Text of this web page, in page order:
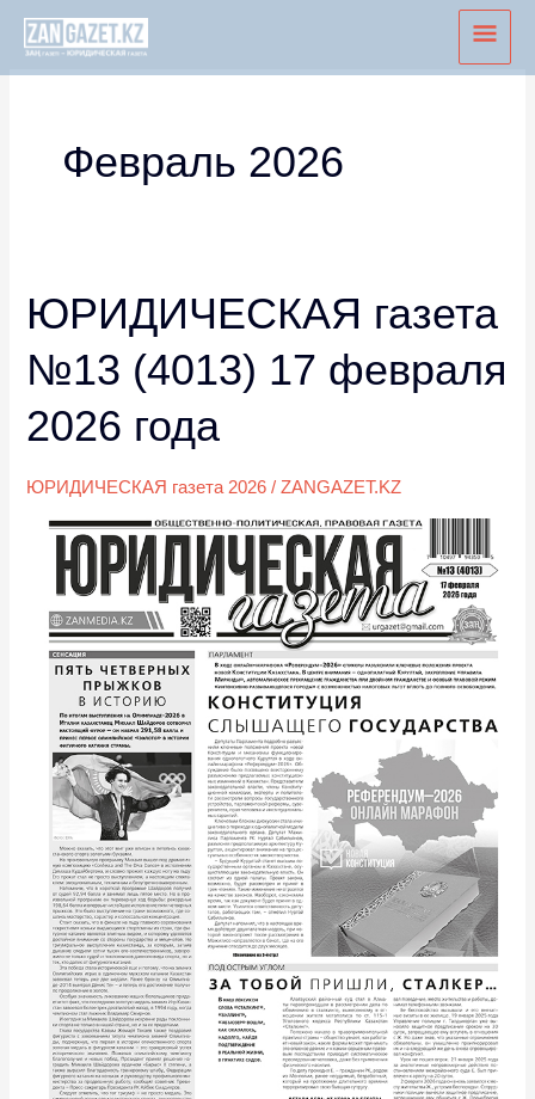
Перейти
содержимому
Февраль 2026
ЮРИДИЧЕСКАЯ газета
№13 (4013) 17 февраля
2026 года
ЮРИДИЧЕСКАЯ газета 2026 /ZANGAZET.KZ
ЮРИДИЧЕСКАЯ
газета
№13
17
2026
года